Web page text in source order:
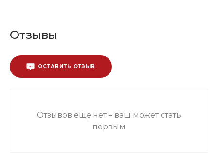
Отзывы
ОСТАВИТЬ ОТЗЫВ
Отзывов ещё нет – ваш может стать
первым